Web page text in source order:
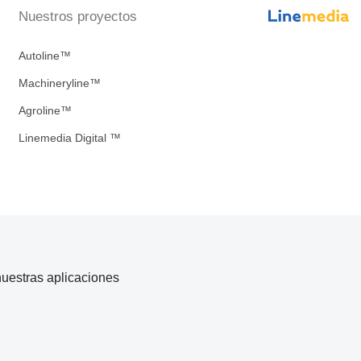
Nuestros proyectos
Autoline™
Machineryline™
Agroline™
Linemedia Digital ™
aplicaciones